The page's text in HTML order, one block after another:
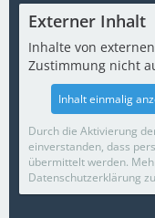
Externer Inhalt
Inhalte von
Zustimmung nicht
Inhalt einmalig
Durch die Aktivierung
einverstanden, dass
übermittelt werden.
Datenschutzerklärung